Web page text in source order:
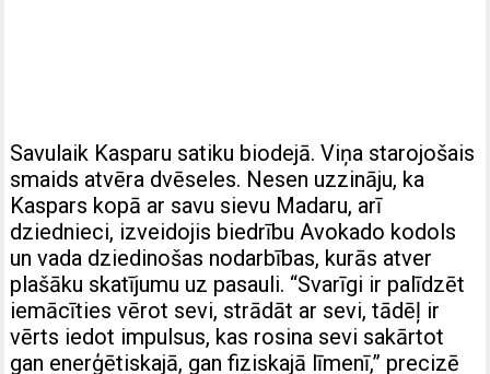
Savulaik Kasparu satiku biodejā. Viņa starojošais
smaids atvēra dvēseles. Nesen uzzināju, ka
Kaspars kopā ar savu sievu Madaru, arī
dziednieci, izveidojis biedrību Avokado kodols
un vada dziedinošas nodarbības, kurās atver
plašāku skatījumu uz pasauli. “Svarīgi ir palīdzēt
iemācīties vērot sevi, strādāt ar sevi, tādēļ ir
vērts iedot impulsus, kas rosina sevi sakārtot
gan enerģētiskajā, gan fiziskajā līmenī,” precizē